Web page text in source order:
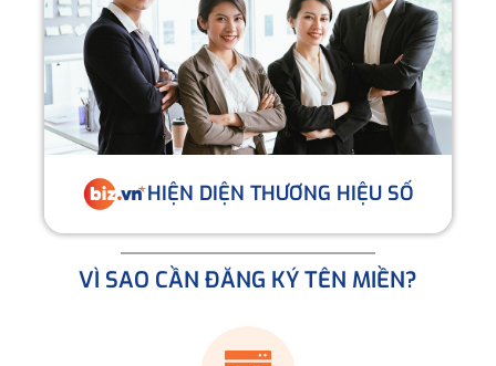
HIỆN DIỆN THƯƠNG HIỆU SỐ
VÌ SAO CẦN ĐĂNG KÝ TÊN MIỀN?